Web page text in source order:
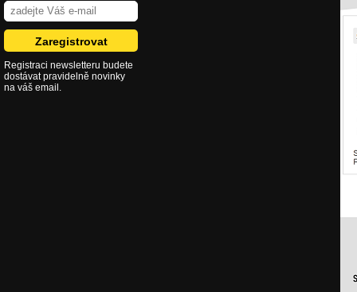
Registraci newsletteru budete
dostávat pravidelně novinky
na váš email.